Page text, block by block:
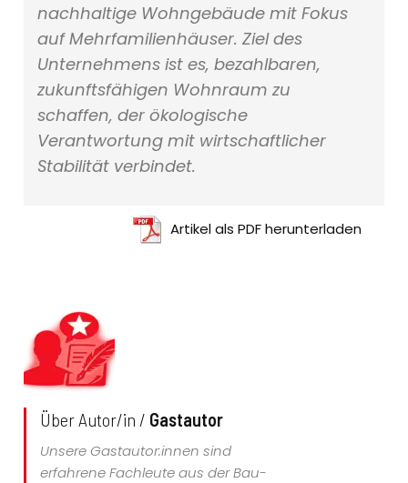
nachhaltige Wohngebäude mit Fokus
auf Mehrfamilienhäuser. Ziel des
Unternehmens ist es, bezahlbaren,
zukunftsfähigen Wohnraum zu
schaffen, der ökologische
Verantwortung mit wirtschaftlicher
Stabilität verbindet.
Artikel als PDF herunterladen
Über Autor/in / Gastautor
Unsere Gastautor:innen sind
erfahrene Fachleute aus der Bau-